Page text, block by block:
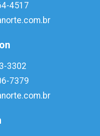
4517
3302
7379